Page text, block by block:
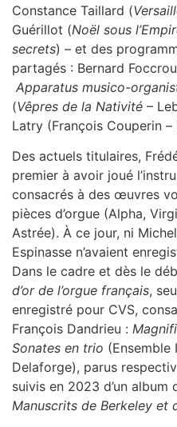
Constance Taillard (
Guérillot (Noël sous
secrets) – et des
partagés : Bernard
Apparatus musico-
(Vêpres de la Nativité –
Latry (François Couperin –
Des actuels titulaires,
premier à avoir joué
consacrés à des œuvres
pièces d’orgue (Alpha,
Astrée). À ce jour, ni
Espinasse n’avaient
Dans le cadre et dès le
d’or de l’orgue français,
enregistré pour CVS,
François Dandrieu :
Sonates en trio (Ensemble
Delaforge), parus
suivis en 2023 d’un album
Manuscrits de Berkeley et